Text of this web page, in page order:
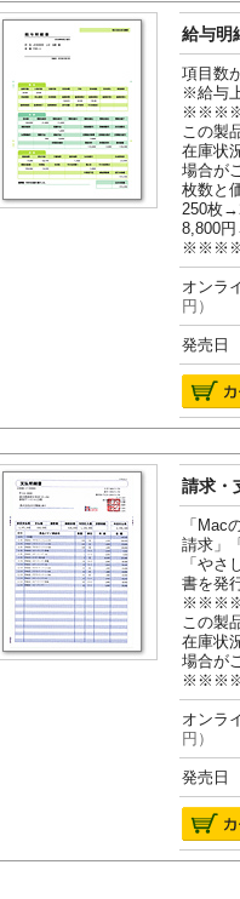
給与明
項目数
※給与
この製
在庫状
場合が
枚数と
250枚
8,800
オン
円）
発売日
請求・
「Mac
請求」
「や
書を発
この製
在庫状
場合が
オン
円）
発売日